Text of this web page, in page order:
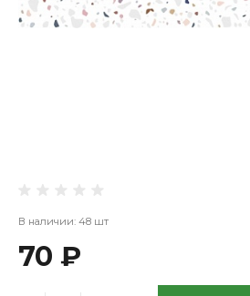
В наличии: 48 шт
70 ₽